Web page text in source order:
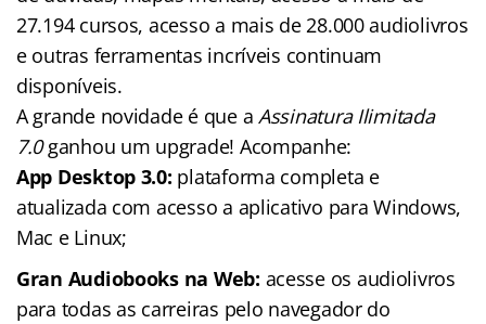
27.194 cursos, acesso a mais de 28.000 audiolivros
e outras ferramentas incríveis continuam
disponíveis.
A grande novidade é que a Assinatura Ilimitada
7.0ganhou um upgrade! Acompanhe:
App Desktop 3.0: plataforma completa e
atualizada com acesso a aplicativo para Windows,
Mac e Linux;
Gran Audiobooks na Web: acesse os audiolivros
para todas as carreiras pelo navegador do